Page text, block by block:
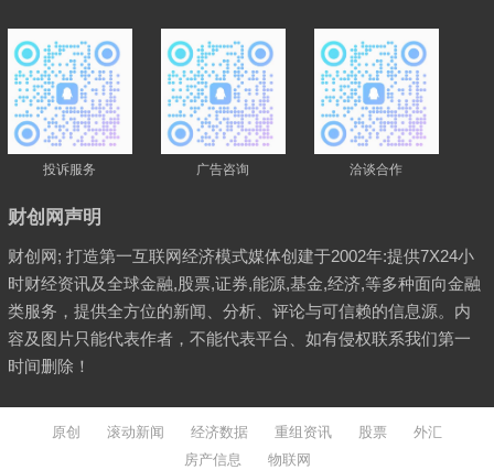
投诉服务 广告咨询 洽谈合作
财创网声明
财创网; 打造第一互联网经济模式媒体创建于2002年:提供7X24小
时财经资讯及全球金融,股票,证券,能源,基金,经济,等多种面向金融
类服务，提供全方位的新闻、分析、评论与可信赖的信息源。内
容及图片只能代表作者，不能代表平台、如有侵权联系我们第一
时间删除！
原创 滚动新闻 经济数据 重组资讯 股票
外汇
房产信息
物联网